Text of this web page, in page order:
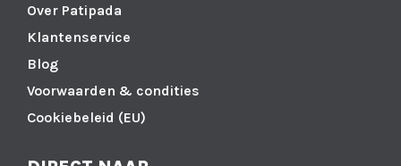
Over Patipada
Klantenservice
Blog
Voorwaarden & condities
Cookiebeleid (EU)